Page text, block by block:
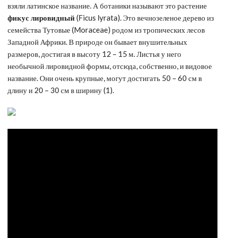
взяли латинское название. А ботаники называют это растение
фикус лировидный(Ficus lyrata). Это вечнозеленое дерево из
семейства Тутовые (Moraceae) родом из тропических лесов
Западной Африки. В природе он бывает внушительных
размеров, достигая в высоту 12 – 15 м. Листья у него
необычной лировидной формы, отсюда, собственно, и видовое
название. Они очень крупные, могут достигать 50 – 60 см в
длину и 20 – 30 см в ширину (1).